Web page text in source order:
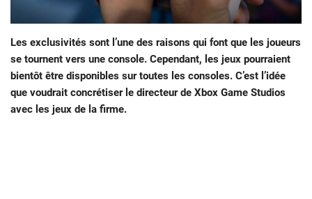
Les exclusivités sont l’une des raisons qui font que les joueurs
se tournent vers une console. Cependant, les jeux pourraient
bientôt être disponibles sur toutes les consoles. C’est l’idée
que voudrait concrétiser le directeur de Xbox Game Studios
avec les jeux de la firme.